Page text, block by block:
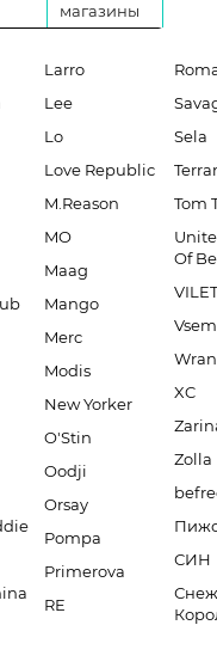
магазины
Larro
Lee
Lo
Love Republic
M.Reason
MO
Maag
Mango
Merc
Modis
New Yorker
O'Stin
Oodji
Orsay
Pompa
Primerova
RE
Sela
Tom
Of
VILET
XC
Zolla
СИН